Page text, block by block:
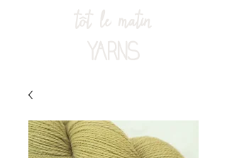
tôt le matin
YARNS